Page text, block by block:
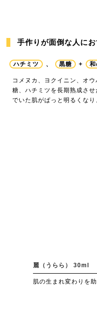
手作りが面倒な人に
ハチミツ 、 黒糖 + 和
コメヌカ、ヨクイニン、オ
糖、ハチミツを長期熟成さ
でいた肌がぱっと明るくな
麗（うらら） 30ml
肌の生まれ変わりを